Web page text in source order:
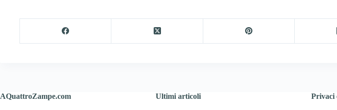
AQuattroZampe.com Ultimi articoli Privaci